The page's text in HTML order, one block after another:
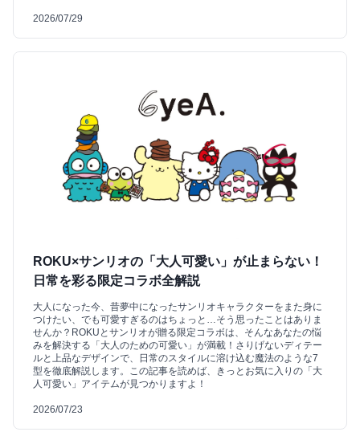
2026/07/29
ROKU×サンリオの「大人可愛い」が止まらない！
日常を彩る限定コラボ全解説
大人になった今、昔夢中になったサンリオキャラクターをまた身に
つけたい、でも可愛すぎるのはちょっと…そう思ったことはありま
せんか？ROKUとサンリオが贈る限定コラボは、そんなあなたの悩
みを解決する「大人のための可愛い」が満載！さりげないディテー
ルと上品なデザインで、日常のスタイルに溶け込む魔法のような7
型を徹底解説します。この記事を読めば、きっとお気に入りの「大
人可愛い」アイテムが見つかりますよ！
2026/07/23